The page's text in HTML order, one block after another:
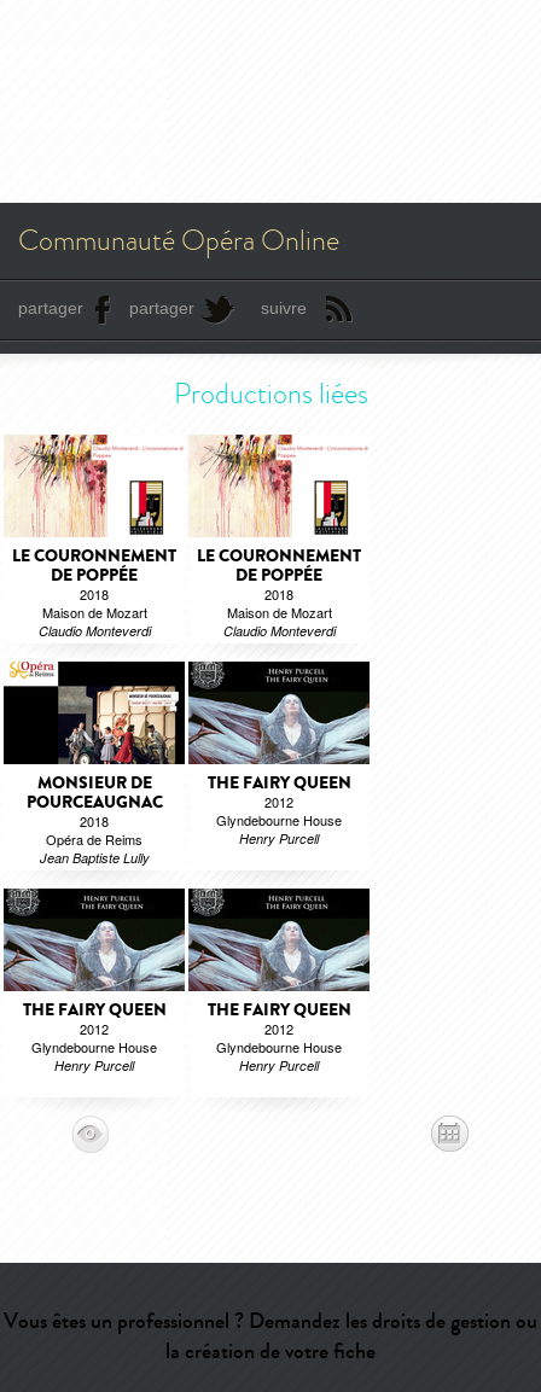
Communauté Opéra Online
partager partager suivre
Productions liées
LE COURONNEMENT
DE POPPÉE
2018
Maison de Mozart
Claudio Monteverdi
LE COURONNEMENT
DE POPPÉE
2018
Maison de Mozart
Claudio Monteverdi
MONSIEUR DE
POURCEAUGNAC
2018
Opéra de Reims
Jean Baptiste Lully
THE FAIRY QUEEN
2012
Glyndebourne House
Henry Purcell
THE FAIRY QUEEN
2012
Glyndebourne House
Henry Purcell
THE FAIRY QUEEN
2012
Glyndebourne House
Henry Purcell
Vous êtes un professionnel ? Demandez les droits de gestion ou
la création de votre fiche